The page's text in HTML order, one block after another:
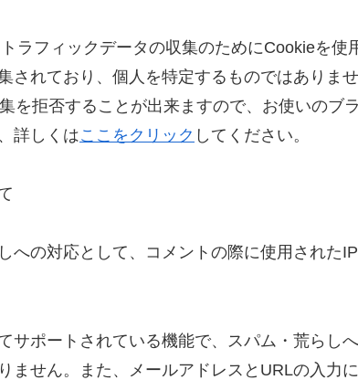
ラフィックデータの収集のためにCookieを使
されており、個人を特定するものではありま
を拒否することが出来ますので、お使いのブ
詳しくはここをクリック してください。
への対応として、コメントの際に使用された
サポートされている機能で、スパム・荒らし
ません。また、メールアドレスとURLの入力